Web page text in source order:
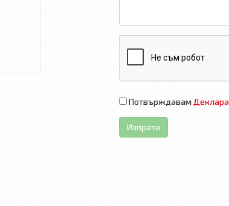
Потвърждавам
Изпрати